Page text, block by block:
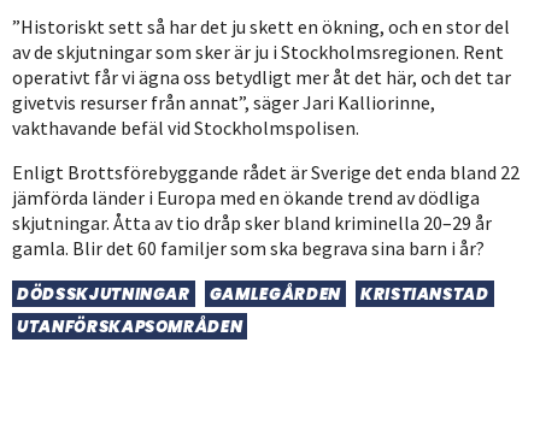
”Historiskt sett så har det ju skett en ökning, och en stor del
av de skjutningar som sker är ju i Stockholmsregionen. Rent
operativt får vi ägna oss betydligt mer åt det här, och det tar
givetvis resurser från annat”, säger Jari Kalliorinne,
vakthavande befäl vid Stockholmspolisen.
Enligt Brottsförebyggande rådet är Sverige det enda bland 22
jämförda länder i Europa med en ökande trend av dödliga
skjutningar. Åtta av tio dråp sker bland kriminella 20–29 år
gamla. Blir det 60 familjer som ska begrava sina barn i år?
DÖDSSKJUTNINGAR GAMLEGÅRDEN
KRISTIANSTAD
UTANFÖRSKAPSOMRÅDEN